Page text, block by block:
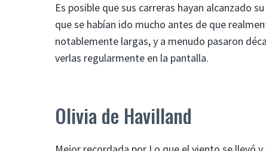
Es posible que sus carreras hayan alcanzado
que se habían ido mucho antes de que
notablemente largas, y a menudo pasaron
verlas regularmente en la pantalla.
Olivia de Havilland